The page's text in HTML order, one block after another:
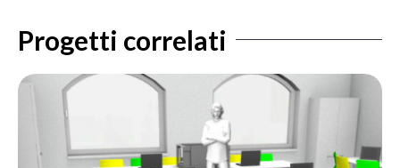
Progetti correlati